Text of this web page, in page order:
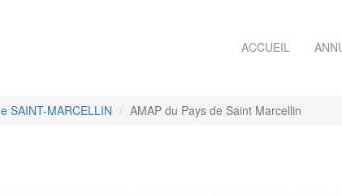
ACCUEIL
SAINT-MARCELLIN AMAP du Pays de Saint Marcellin